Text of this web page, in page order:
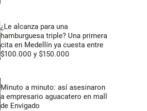
¿Le alcanza para una
hamburguesa triple? Una primera
cita en Medellín ya cuesta entre
$100.000 y $150.000
Minuto a minuto: así asesinaron
a empresario aguacatero en mall
de Envigado